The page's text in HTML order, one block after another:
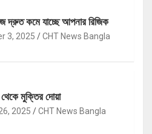
দ্রুত কমে যাচ্ছে আপনার রিজিক
3, 2025 CHT News Bangla
মুক্তির দোয়া
2025 CHT News Bangla